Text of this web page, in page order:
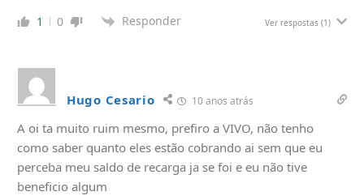
1 0 Responder Ver respostas (1)
Hugo Cesario 10 anos atrás
A oi ta muito ruim mesmo, prefiro a VIVO, não tenho
como saber quanto eles estão cobrando ai sem que eu
perceba meu saldo de recarga ja se foi e eu não tive
beneficio algum